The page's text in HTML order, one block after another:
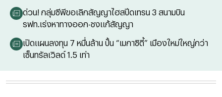
ด่วน! กลุ่มซีพีขอเลิกสัญญาไฮสปีดเทรน 3 สนามบิน
รฟท.เร่งหาทางออก-ชงแก้สัญญา
เปิดแผนลงทุน 7 หมื่นล้าน ปั้น “เมกาซิตี้” เมืองใหม่ใหญ่กว่า
เซ็นทรัลเวิลด์ 1.5 เท่า